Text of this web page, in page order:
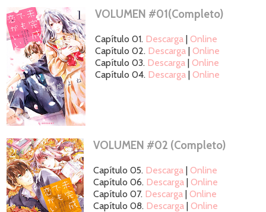
VOLUMEN #01(Completo)
Capítulo 01. Descarga| Online
Capítulo 02. Descarga| Online
Capítulo 03. Descarga| Online
Capítulo 04. Descarga| Online
VOLUMEN #02 (Completo)
Capítulo 05. Descarga| Online
Capítulo 06. Descarga| Online
Capítulo 07. Descarga| Online
Capítulo 08. Descarga| Online